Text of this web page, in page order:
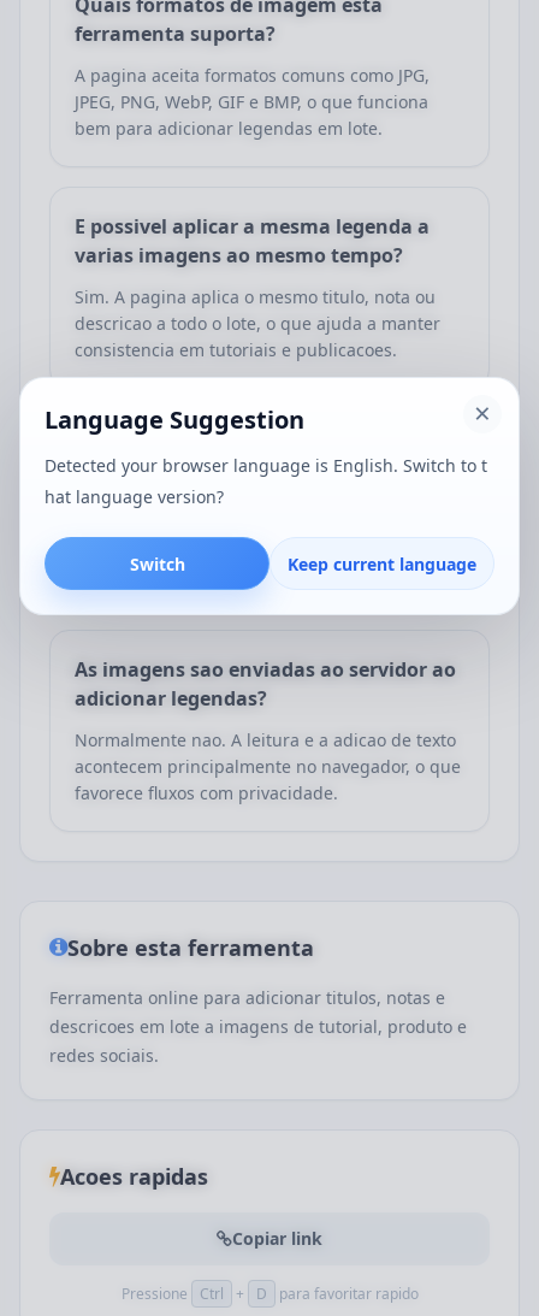
ferramenta suporta?
A pagina aceita formatos comuns como JPG,
JPEG, PNG, WebP, GIF e BMP, o que funciona
bem para adicionar legendas em lote.
E possivel aplicar a mesma legenda a
varias imagens ao mesmo tempo?
Sim. A pagina aplica o mesmo titulo, nota ou
descricao a todo o lote, o que ajuda a manter
consistencia em tutoriais e publicacoes.
na parte inferior?
inferior conforme o layout e alternar entre
fundo claro ou escuro para melhorar a leitura.
As imagens sao enviadas ao servidor ao
adicionar legendas?
Normalmente nao. A leitura e a adicao de texto
acontecem principalmente no navegador, o que
favorece fluxos com privacidade.
Sobre esta ferramenta
Ferramenta online para adicionar titulos, notas e
descricoes em lote a imagens de tutorial, produto e
redes sociais.
Acoes rapidas
Copiar link
Pressione Ctrl + D para favoritar rapido
Language Suggestion
Detected your browser language is English. Switch to t
hat language version?
Switch Keep current language